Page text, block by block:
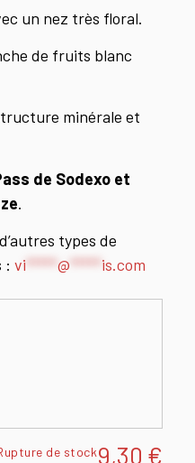
un nez très floral.
de fruits blanc
minérale et
de Sodexo et
.
types de
: vi *****@ ***** is.com
9,30 €
de stock